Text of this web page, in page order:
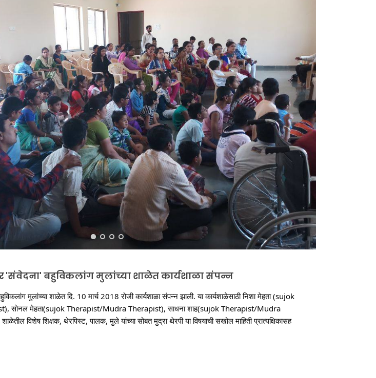
'संवेदना' बहुविकलांग मुलांच्या शाळेत कार्यशाळा संपन्न
मुलांच्या शाळेत दि. 10 मार्च 2018 रोजी कार्यशाळा संपन्न झाली. या कार्यशाळेसाठी निशा मेहता (sujok
सोनल मेहता(sujok Therapist/Mudra Therapist), साधना शाह(sujok Therapist/Mudra
विशेष शिक्षक, थेरपिस्ट, पालक, मुले यांच्या सोबत मुद्रा थेरपी या विषयाची सखोल माहिती प्रात्यक्षिकासह